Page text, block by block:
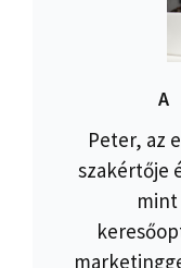
A
Peter, az
szakértője
mint